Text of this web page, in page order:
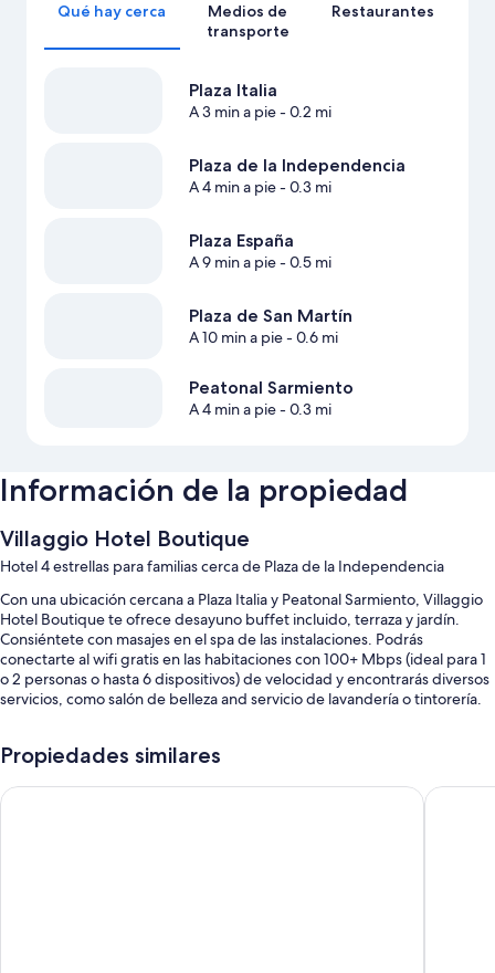
Qué hay cerca
Medios de
transporte
Restaurantes
Plaza Italia
A 3 min a pie- 0.2 mi
Plaza de la Independencia
A 4 min a pie- 0.3 mi
Plaza España
A 9 min a pie- 0.5 mi
Plaza de San Martín
A 10 min a pie- 0.6 mi
Peatonal Sarmiento
A 4 min a pie- 0.3 mi
Información de la propiedad
Villaggio Hotel Boutique
Hotel 4 estrellas para familias cerca de Plaza de la Independencia
Con una ubicación cercana a Plaza Italia y Peatonal Sarmiento, Villaggio
Hotel Boutique te ofrece desayuno buffet incluido, terraza y jardín.
Consiéntete con masajes en el spa de las instalaciones. Podrás
conectarte al wifi gratis en las habitaciones con 100+ Mbps (ideal para 1
o 2 personas o hasta 6 dispositivos) de velocidad y encontrarás diversos
servicios, como salón de belleza and servicio de lavandería o tintorería.
Alberca al aire libre con camastros
Estacionamiento (con cargo), traslado de ida y vuelta al aeropuerto
Propiedades similares
Fuente Mayor Hotel Ciudad de Mendoza